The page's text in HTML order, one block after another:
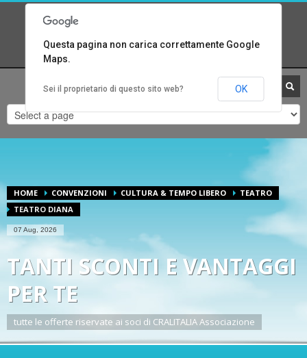
UFFICI CRALITALIA
CONTATTA
SEGRETERIA.
2
CONTATTA
3
CONTATTA
Per qualsiasi altro tipo di problema invia un email ad
assistenza@cralitalia.it
ORARI DI APERTURA
HOME CONVENZIONI CULTURA & TEMPO LIBERO
TEATRO
TEATRO DIANA
07 Aug, 2026
TANTI SCONTI E VANTAGGI
PER TE
tutte le offerte riservate ai soci di CRALITALIA Associazione
Questa pagina non carica correttamente Google
Maps.
Sei il proprietario di questo sito web? OK